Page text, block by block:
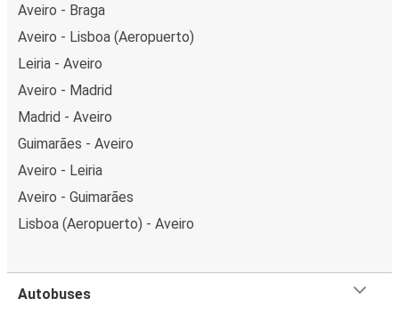
Aveiro - Braga
Aveiro - Lisboa (Aeropuerto)
Leiria - Aveiro
Aveiro - Madrid
Madrid - Aveiro
Guimarães - Aveiro
Aveiro - Leiria
Aveiro - Guimarães
Lisboa (Aeropuerto) - Aveiro
Autobuses